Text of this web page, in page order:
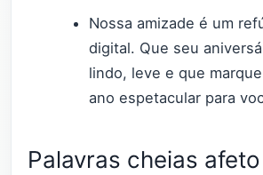
Nossa amizade é um
digital. Que seu
lindo, leve e que
ano espetacular para
Palavras cheias afeto